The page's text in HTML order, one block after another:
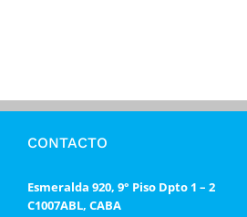
CONTACTO
Esmeralda 920, 9° Piso Dpto 1 – 2
C1007ABL, CABA